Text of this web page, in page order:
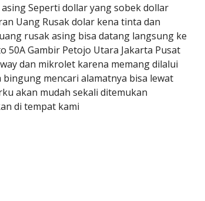
Seperti dollar yang sobek dollar
Uang Rusak dolar kena tinta dan
rusak asing bisa datang langsung ke
50A Gambir Petojo Utara Jakarta Pusat
dan mikrolet karena memang dilalui
mencari alamatnya bisa lewat
akan mudah sekali ditemukan
di tempat kami